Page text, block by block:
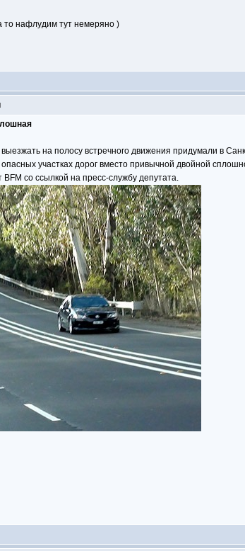
нафлудим тут немеряно )
на полосу встречного движения придумали в
опасных участках дорог вместо привычной двойной
со ссылкой на пресс-службу депутата.